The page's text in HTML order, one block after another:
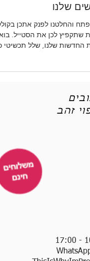
שלנו
והחלטנו לפנק אתכן
שתקפיץ לכן את הסטייל.
החדשות שלנו, שלל תכשיטי
זהב